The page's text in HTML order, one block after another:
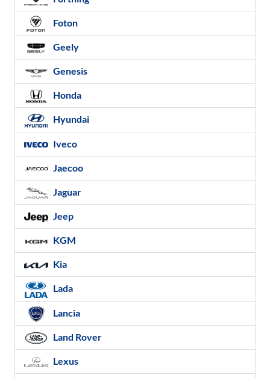
Foton
Geely
Genesis
Honda
Hyundai
Iveco
Jaecoo
Jaguar
Jeep
KGM
Kia
Lada
Lancia
Land Rover
Lexus